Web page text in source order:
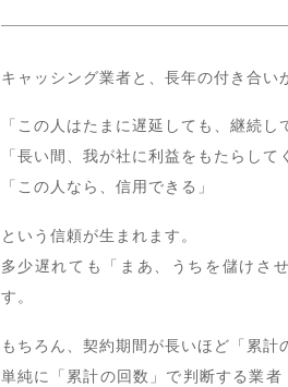
キャッシング業者と、長年の付き合い
「この人はたまに遅延しても、継続し
「長い間、我が社に利益をもたらして
「この人なら、信用できる」
という信頼が生まれます。
多少遅れても「まあ、うちを儲けさ
す。
もちろん、契約期間が長いほど「累計
単純に「累計の回数」で判断する業